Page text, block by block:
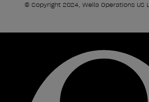
© Copyright 2024, Wella Operations US